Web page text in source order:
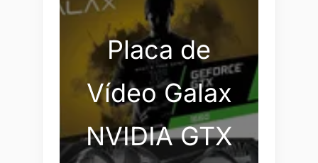
Placa de
Vídeo Galax
NVIDIA GTX